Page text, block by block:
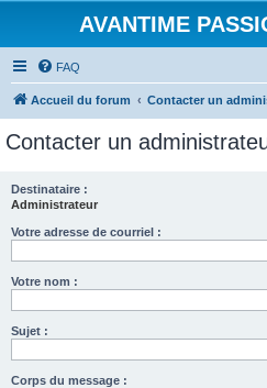
AVANTIME
FAQ
Accueil du forum Contacter un
Contacter un
Destinataire :
Administrateur
Votre adresse de courriel :
Votre nom :
Sujet :
Corps du message :